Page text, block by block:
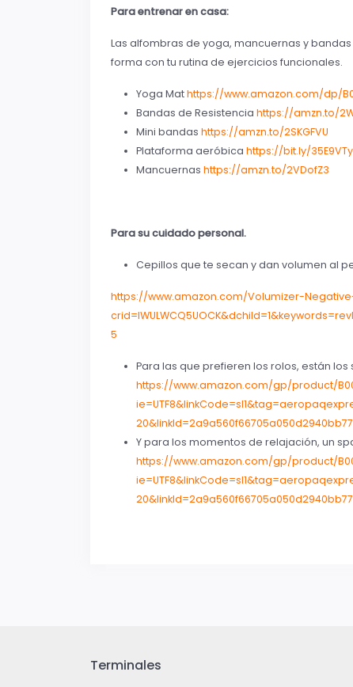
Para entrenar en casa:
Las alfombras de yoga, mancuernas y
forma con tu rutina de ejercicios funcionales.
Yoga Mathttps://www.amazon.com/dp/
Bandas de Resistencia https://amzn.to/
Mini bandas https://amzn.to/2SKGFVU
Plataforma aeróbica https://bit.ly/35E9VTy
Mancuernas https://amzn.to/2VDofZ3
Para su cuidado personal.
Cepillos que te secan y dan volumen al
https://www.amazon.com/Volumizer-
5
Para las que prefieren los rolos, están
https://www.amazon.com/gp/product/
Y para los momentos de relajación, un
https://www.amazon.com/gp/product/
Terminales